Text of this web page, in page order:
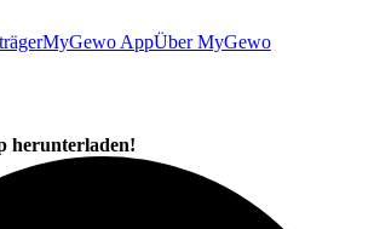
MyGewo AppÜber MyGewo
herunterladen!